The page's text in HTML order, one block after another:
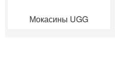
Мокасины UGG